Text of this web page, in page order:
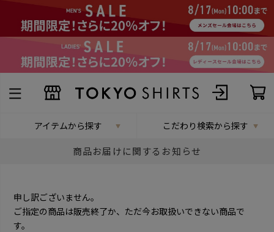
アイテムから探す こだわり検索から探す
商品お届けに関するお知らせ
申し訳ございません。
ご指定の商品は販売終了か、ただ今お取扱いできない商品で
す。